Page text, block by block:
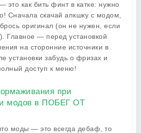
это как бить финт в катке: нужно
Сначала скачай апкшку с модом,
оригинал (он не нужен, если
Главное — перед установкой
на сторонние источники в
установки забудь о фризах и
доступ к меню!
при
модов в ПОБЕГ ОТ
моды — это всегда дебаф, то